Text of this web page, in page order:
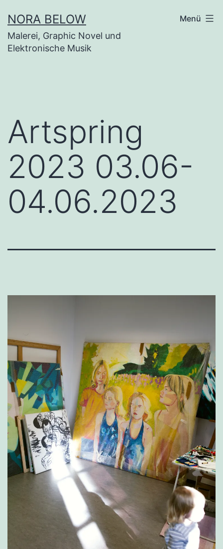
Inhalt
springen
NORA BELOW
Malerei, Graphic Novel und
Elektronische Musik
Menü
Artspring
2023 03.06-
04.06.2023